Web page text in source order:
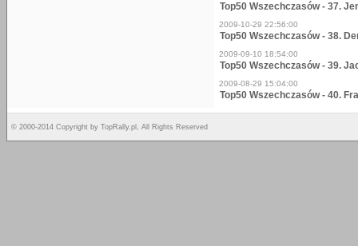
Top50 Wszechczasów - 37.
2009-10-29 22:56:00
Top50 Wszechczasów - 38.
2009-09-10 18:54:00
Top50 Wszechczasów - 39.
2009-08-29 15:04:00
Top50 Wszechczasów - 40.
© 2000-2014 Copyright by TopRally.pl, All Rights Reserved